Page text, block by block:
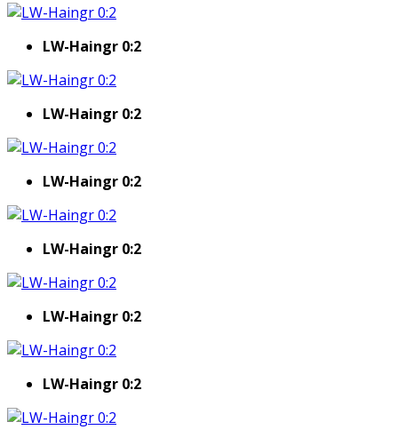
LW-Haingr 0:2
LW-Haingr 0:2
LW-Haingr 0:2
LW-Haingr 0:2
LW-Haingr 0:2
LW-Haingr 0:2